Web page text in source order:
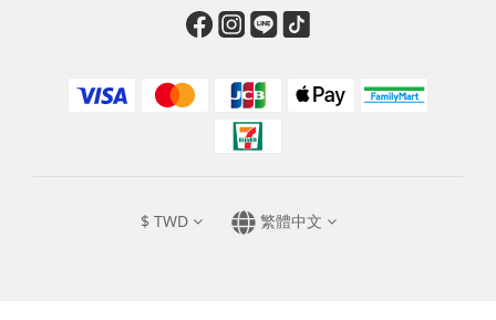
$ TWD 繁體中文